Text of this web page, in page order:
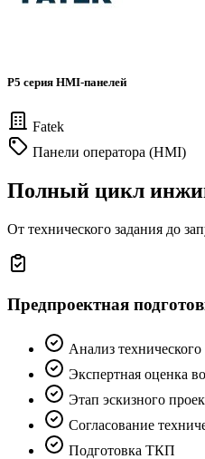
P5 серия HMI-панелей
Fatek
Панели оператора (HMI)
Полный цикл
От технического задания до
Предпроектная
Анализ технического
Экспертная оценка
Этап эскизного
Согласование
Подготовка ТКП